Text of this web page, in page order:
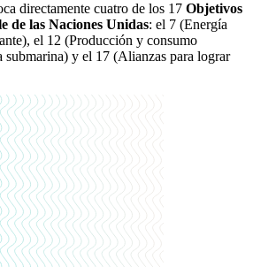
directamente cuatro de los 17 Objetivos
de las Naciones Unidas: el 7 (Energía
el 12 (Producción y consumo
submarina) y el 17 (Alianzas para lograr